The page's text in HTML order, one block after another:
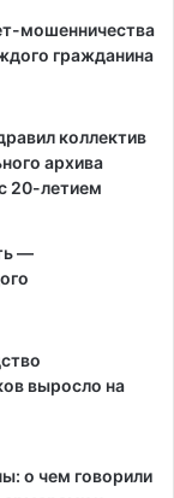
мошенничества
гражданина
коллектив
архива
20-летием
—
выросло на
о чем говорили